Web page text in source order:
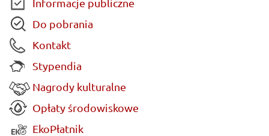
Informacje publiczne
Do pobrania
Kontakt
Stypendia
Nagrody kulturalne
Opłaty środowiskowe
EkoPłatnik